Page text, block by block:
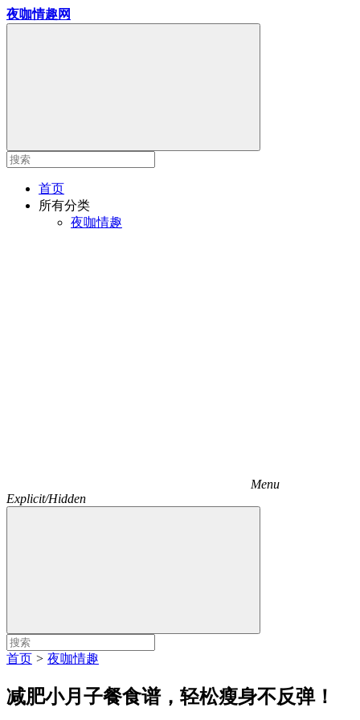
夜咖情趣网
首页
所有分类
夜咖情趣
Menu
Explicit/Hidden
首页 > 夜咖情趣
减肥小月子餐食谱，轻松瘦身不反弹！